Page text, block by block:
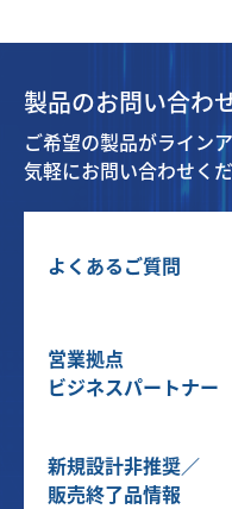
製品のお問い合わ
ご希望の製品がライン
気軽にお問い合わせくだ
よくあるご質問
営業拠点
ビジネスパートナー
新規設計非推奨／
販売終了品情報